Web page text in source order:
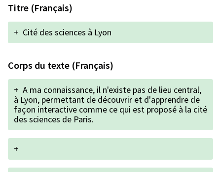
Titre (Français)
+ Cité des sciences à Lyon
Corps du texte (Français)
+ A ma connaissance, il n'existe pas de lieu central,
à Lyon, permettant de découvrir et d'apprendre de
façon interactive comme ce qui est proposé à la cité
des sciences de Paris.
+